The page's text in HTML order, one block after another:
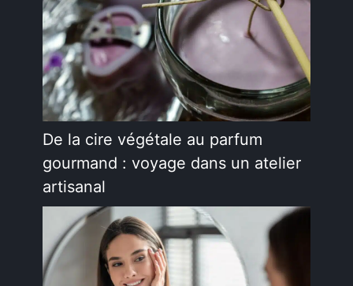
De la cire végétale au parfum
gourmand : voyage dans un atelier
artisanal